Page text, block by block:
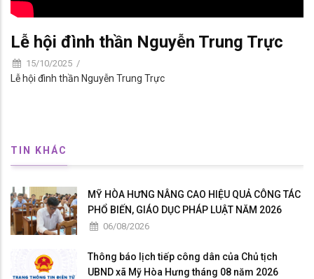
Lễ hội đình thần Nguyễn Trung Trực
15/10/2025 /
Lễ hội đình thần Nguyễn Trung Trực
TIN KHÁC
MỸ HÒA HƯNG NÂNG CAO HIỆU QUẢ CÔNG TÁC
PHỔ BIẾN, GIÁO DỤC PHÁP LUẬT NĂM 2026
06/08/2026
Thông báo lịch tiếp công dân của Chủ tịch
UBND xã Mỹ Hòa Hưng tháng 08 năm 2026